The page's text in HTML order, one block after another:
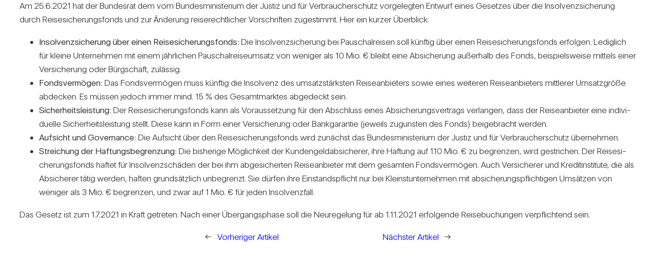
Am 25.6.2021 hat der Bun­desrat dem vom Bun­des­mi­nis­te­rium der Justiz und für Ver­brau­cher­schutz vor­ge­legten Ent­wurf eines Gesetzes über die Insol­venz­si­che­rung
durch Rei­se­si­che­rungs­fonds und zur Ände­rung rei­se­recht­li­cher Vor­schriften zuge­stimmt. Hier ein kurzer Über­blick:
Insol­venz­si­che­rung über einen Rei­se­si­che­rungs­fonds: Die Insol­venz­si­che­rung bei Pau­schal­reisen soll künftig über einen Rei­se­si­che­rungs­fonds erfolgen. Ledig­lich
für kleine Unter­nehmen mit einem jähr­li­chen Pau­schal­rei­se­um­satz von weniger als 10 Mio. € bleibt eine Absi­che­rung außer­halb des Fonds, bei­spiels­weise mit­tels einer
Ver­si­che­rung oder Bürg­schaft, zulässig.
Fonds­ver­mögen: Das Fonds­ver­mögen muss künftig die Insol­venz des umsatz­stärksten Rei­se­an­bie­ters sowie eines wei­teren Rei­se­an­bie­ters mitt­lerer Umsatz­größe
abde­cken. Es müssen jedoch immer mind. 15 % des Gesamt­marktes abge­deckt sein.
Sicher­heits­leis­tung: Der Rei­se­si­che­rungs­fonds kann als Vor­aus­set­zung für den Abschluss eines Absi­che­rungs­ver­trags ver­langen, dass der Rei­se­an­bieter eine indi­vi­
du­elle Sicher­heits­leis­tung stellt. Diese kann in Form einer Ver­si­che­rung oder Bank­ga­rantie (jeweils zugunsten des Fonds) bei­gebracht werden.
Auf­sicht und Gover­nance: Die Auf­sicht über den Rei­se­si­che­rungs­fonds wird zunächst das Bun­des­mi­nis­te­rium der Justiz und für Ver­brau­cher­schutz über­nehmen.
Strei­chung der Haf­tungs­be­gren­zung: Die bis­he­rige Mög­lich­keit der Kun­den­geld­ab­si­cherer, ihre Haf­tung auf 110 Mio. € zu begrenzen, wird gestri­chen. Der Rei­se­si­
che­rungs­fonds haftet für Insol­venz­schäden der bei ihm abge­si­cherten Rei­se­an­bieter mit dem gesamten Fonds­ver­mögen. Auch Ver­si­cherer und Kre­dit­in­sti­tute, die als
Absi­cherer tätig werden, haften grund­sätz­lich unbe­grenzt. Sie dürfen ihre Ein­stands­pflicht nur bei Kleinst­un­ter­nehmen mit absi­che­rungs­pflich­tigen Umsätzen von
weniger als 3 Mio. € begrenzen, und zwar auf 1 Mio. € für jeden Insol­venz­fall.
Das Gesetz ist zum 1.7.2021 in Kraft getreten. Nach einer Über­gangs­phase soll die Neu­re­ge­lung für ab 1.11.2021 erfol­gende Rei­se­bu­chungen ver­pflich­tend sein.
← Vorheriger Artikel Nächster Artikel →